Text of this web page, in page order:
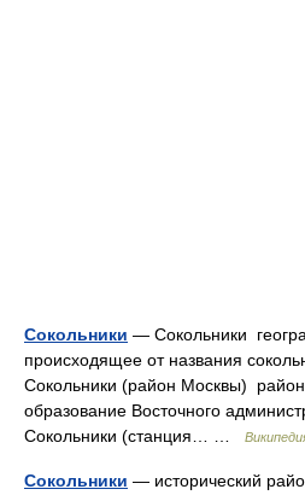
Сокольники — Сокольники
происходящее от названия
Сокольники (район Москвы)
образование Восточного
Сокольники (станция… …
Сокольники — исторический